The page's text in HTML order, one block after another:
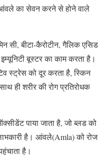
का सेवन करने से होने वाले
सी, बीटा-कैरोटीन, गैलिक एसिड
बूस्टर का काम करता है।
स्ट्रेस को दूर करता है, स्किन
ही शरीर की रोग प्रतिरोधक
पाया जाता है, जो ब्लड को
है। आंवले(Amla) को रोज
है।